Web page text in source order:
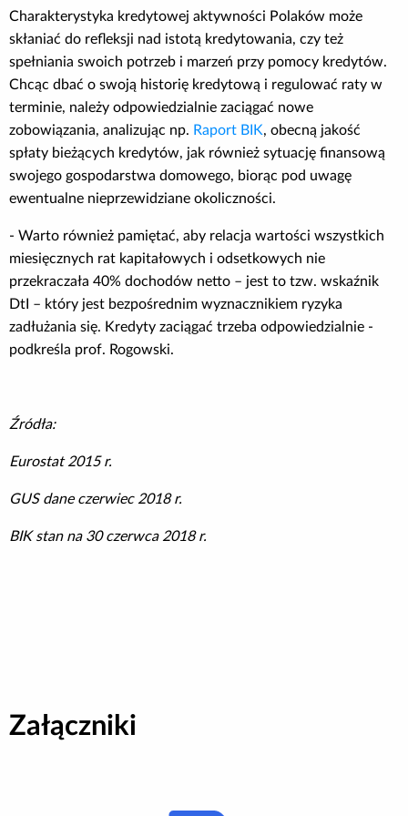
Charakterystyka kredytowej aktywności Polaków może
skłaniać do refleksji nad istotą kredytowania, czy też
spełniania swoich potrzeb i marzeń przy pomocy kredytów.
Chcąc dbać o swoją historię kredytową i regulować raty w
terminie, należy odpowiedzialnie zaciągać nowe
zobowiązania, analizując np. Raport BIK, obecną jakość
spłaty bieżących kredytów, jak również sytuację finansową
swojego gospodarstwa domowego, biorąc pod uwagę
ewentualne nieprzewidziane okoliczności.
- Warto również pamiętać, aby relacja wartości wszystkich
miesięcznych rat kapitałowych i odsetkowych nie
przekraczała 40% dochodów netto – jest to tzw. wskaźnik
DtI – który jest bezpośrednim wyznacznikiem ryzyka
zadłużania się. Kredyty zaciągać trzeba odpowiedzialnie -
podkreśla prof. Rogowski.
Źródła:
Eurostat 2015 r.
GUS dane czerwiec 2018 r.
BIK stan na 30 czerwca 2018 r.
Załączniki